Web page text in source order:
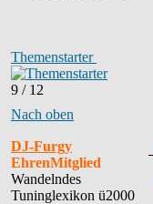
Themenstarter
9 / 12
Nach oben
DJ-Furgy
EhrenMitglied
Wandelndes
Tuninglexikon ü2000